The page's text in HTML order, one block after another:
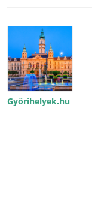
Győrihelyek.hu